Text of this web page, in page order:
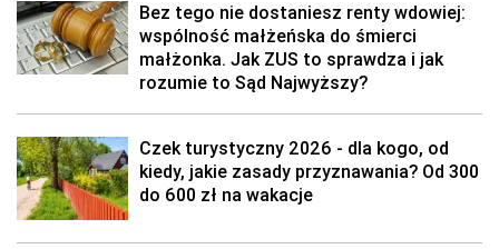
Bez tego nie dostaniesz renty wdowiej:
wspólność małżeńska do śmierci
małżonka. Jak ZUS to sprawdza i jak
rozumie to Sąd Najwyższy?
Czek turystyczny 2026 - dla kogo, od
kiedy, jakie zasady przyznawania? Od 300
do 600 zł na wakacje